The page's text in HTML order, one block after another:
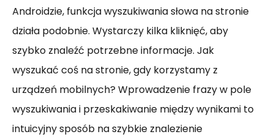
Androidzie, funkcja wyszukiwania słowa na stronie
działa podobnie. Wystarczy kilka kliknięć, aby
szybko znaleźć potrzebne informacje. Jak
wyszukać coś na stronie, gdy korzystamy z
urządzeń mobilnych? Wprowadzenie frazy w pole
wyszukiwania i przeskakiwanie między wynikami to
intuicyjny sposób na szybkie znalezienie